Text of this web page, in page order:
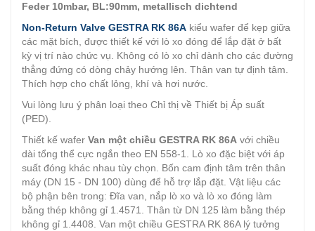
Feder 10mbar, BL:90mm, metallisch dichtend
Non-Return Valve GESTRA RK 86A kiểu wafer để kẹp giữa
các mặt bích, được thiết kế với lò xo đóng để lắp đặt ở bất
kỳ vị trí nào chức vụ. Không có lò xo chỉ dành cho các đường
thẳng đứng có dòng chảy hướng lên. Thân van tự định tâm.
Thích hợp cho chất lỏng, khí và hơi nước.
Vui lòng lưu ý phân loại theo Chỉ thị về Thiết bị Áp suất
(PED).
Thiết kế wafer Van một chiều GESTRA RK 86A với chiều
dài tổng thể cực ngắn theo EN 558-1. Lò xo đặc biệt với áp
suất đóng khác nhau tùy chọn. Bốn cam định tâm trên thân
máy (DN 15 - DN 100) dùng để hỗ trợ lắp đặt. Vật liệu các
bộ phận bên trong: Đĩa van, nắp lò xo và lò xo đóng làm
bằng thép không gỉ 1.4571. Thân từ DN 125 làm bằng thép
không gỉ 1.4408. Van một chiều GESTRA RK 86A lý tưởng